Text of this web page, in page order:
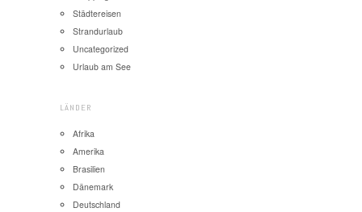
Städtereisen
Strandurlaub
Uncategorized
Urlaub am See
LÄNDER
Afrika
Amerika
Brasilien
Dänemark
Deutschland